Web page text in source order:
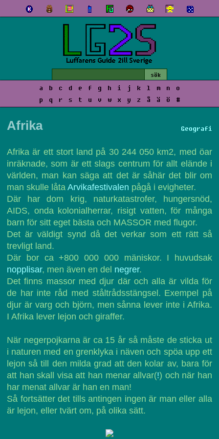
a b c d e f g h i j k l m n
o
p
q r s t u v w x y z å ä ö #
Geografi
Afrika
Afrika är ett stort land på 30 244 050 km2, med öar
inräknade, som är ett slags centrum för allt elände i
världen, man kan säga att det är såhär det blir om
man skulle låta Arvikafestivalen pågå i evigheter.
Där har dom krig, naturkatastrofer, hungersnöd,
AIDS, onda kolonialherrar, risigt vatten, för många
barn för sitt eget bästa och MASSOR med flugor.
Det är väldigt synd då det verkar som ett rätt så
trevligt land.
Där bor ca +800 000 000 mäniskor. I huvudsak
nopplisar, men även en del negrer.
Det finns massor med djur där och alla är vilda för
de har inte råd med ståltrådsstängsel. Exempel på
djur är varg och björn, men sånna lever inte i Afrika.
I Afrika lever lejon och giraffer.
När negerpojkarna är ca 15 år så måste de sticka ut
i naturen med en grenklyka i näven och spöa upp ett
lejon så till den milda grad att den kolar av, bara för
att han skall visa att han menar allvar(!) och när han
har menat allvar är han en man!
Så fortsätter det tills antingen ingen är man eller alla
är lejon, eller tvärt om, på olika sätt.